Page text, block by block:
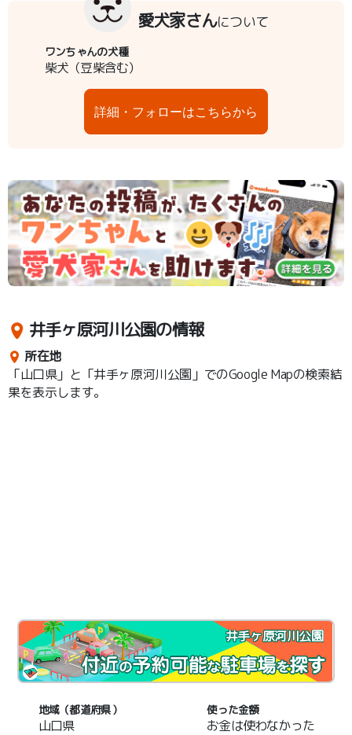
愛犬家さんについて
ワンちゃんの犬種
柴犬（豆柴含む）
詳細・フォローはこちらから
井手ヶ原河川公園の情報
所在地
「山口県」と「井手ヶ原河川公園」でのGoogle Mapの検索結
果を表示します。
井手ヶ原河川公園
地域（都道府県）
山口県
使った金額
お金は使わなかった